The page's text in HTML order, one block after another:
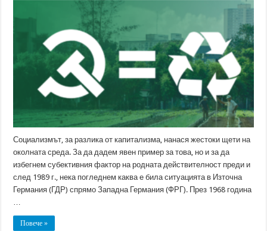
на
зеления
социализъм
в
Източна
Германия
Социализмът, за разлика от капитализма, нанася жестоки щети на
околната среда. За да дадем явен пример за това, но и за да
избегнем субективния фактор на родната действителност преди и
след 1989 г., нека погледнем каква е била ситуацията в Източна
Германия (ГДР) спрямо Западна Германия (ФРГ). През 1968 година
…
Повече »